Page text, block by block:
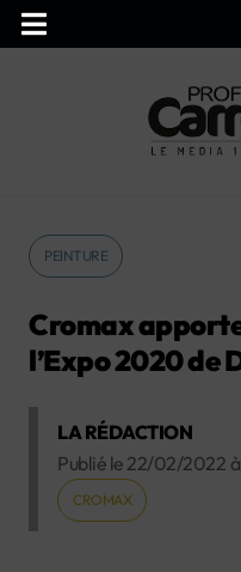
PEINTURE
Cromax apporte
l’Expo 2020 de
LA RÉDACTION
Publié le 22/02/2022 à
CROMAX